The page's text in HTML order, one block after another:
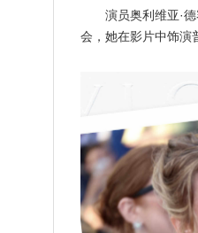
演员奥利维亚·
会，她在影片中饰演